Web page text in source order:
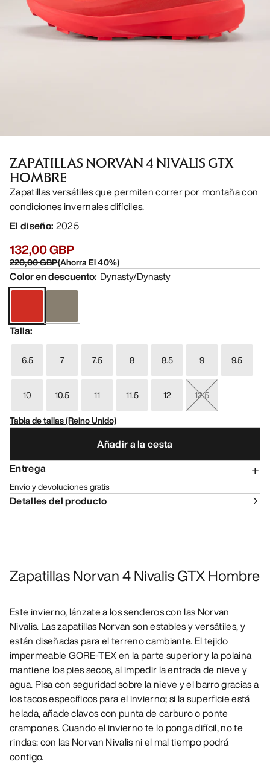
ZAPATILLAS NORVAN 4 NIVALIS GTX
HOMBRE
Zapatillas versátiles que permiten correr por montaña con
condiciones invernales difíciles.
El diseño: 2025
132,00 GBP
220,00 GBP(Ahorra El40%)
Color en descuento: Dynasty/Dynasty
Talla:
6.5 7 7.5 8 8.5 9 9.5
10 10.5 11 11.5 12
12.5
Tabla de tallas (Reino Unido)
Añadir a la cesta
Entrega
Envío y devoluciones gratis
Detalles del producto
Zapatillas Norvan 4 Nivalis GTX Hombre
Este invierno, lánzate a los senderos con las Norvan
Nivalis. Las zapatillas Norvan son estables y versátiles, y
están diseñadas para el terreno cambiante. El tejido
impermeable GORE-TEX en la parte superior y la polaina
mantiene los pies secos, al impedir la entrada de nieve y
agua. Pisa con seguridad sobre la nieve y el barro gracias a
los tacos específicos para el invierno; si la superficie está
helada, añade clavos con punta de carburo o ponte
crampones. Cuando el invierno te lo ponga difícil, no te
rindas: con las Norvan Nivalis ni el mal tiempo podrá
contigo.